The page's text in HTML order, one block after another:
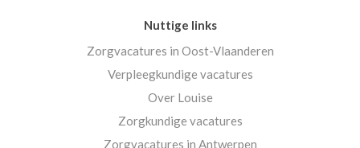
Nuttige links
Zorgvacatures in Oost-Vlaanderen
Verpleegkundige vacatures
Over Louise
Zorgkundige vacatures
Zorgvacatures in Antwerpen